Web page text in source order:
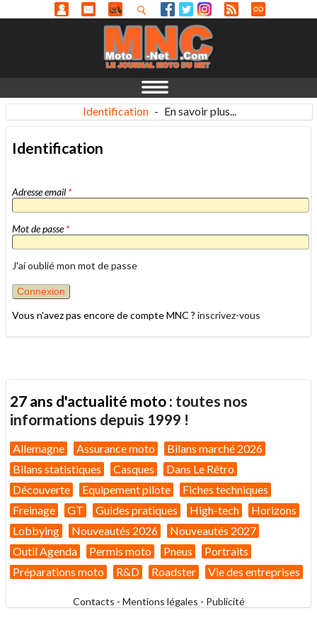
Identification - En savoir plus...
Identification
Adresse email *
Mot de passe*
J'ai oublié mon mot de passe
Vous n'avez pas encore de compte MNC ? inscrivez-vous
27 ans d'actualité moto : toutes nos
informations depuis 1999 !
Allemagne Assurance moto
Bilans marché 2026
Bilans statistiques
Casques
Dans Le Rétro
Découverte
Equipement pilote
Fiches techniques
Freinage
GT Guides pratiques High-tech
Horizons
Lobbying
Nouveautés 2026
Nouveautés 2027
Outil Agenda
Permis moto Pneus
Portraits
Préparations moto
R&D Roadster Vie des entreprises
Contacts - Mentions légales - Publicité